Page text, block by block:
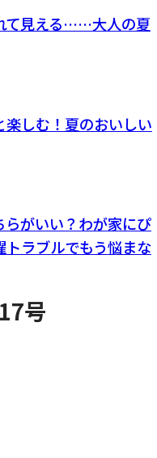
て見える……大人の夏
楽しむ！夏のおいしい
らがいい？わが家にぴ
トラブルでもう悩まな
号